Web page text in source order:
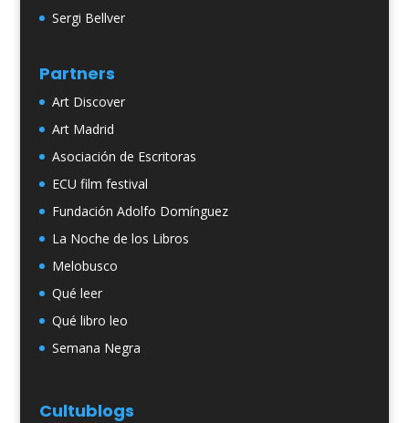
Sergi Bellver
Partners
Art Discover
Art Madrid
Asociación de Escritoras
ECU film festival
Fundación Adolfo Domínguez
La Noche de los Libros
Melobusco
Qué leer
Qué libro leo
Semana Negra
Cultublogs